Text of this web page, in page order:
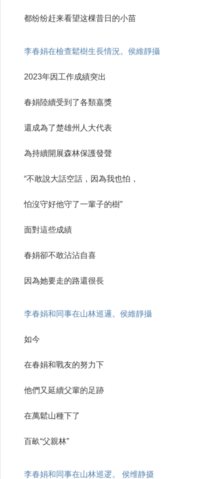
都纷纷赶来看望这棵昔日的小苗
李春娟在檢查鬆樹生長情況。侯維靜攝
2023年因工作成績突出
春娟陸續受到了各類嘉獎
還成為了楚雄州人大代表
為持續開展森林保護發聲
“不敢說大話空話，因為我也怕，
怕沒守好他守了一輩子的樹”
面對這些成績
春娟卻不敢沾沾自喜
因為她要走的路還很長
李春娟和同事在山林巡邏。侯維靜攝
如今
在春娟和戰友的努力下
他們又延續父輩的足跡
在萬鬆山種下了
百畝“父親林”
李春娟和同事在山林巡逻。 侯维静摄